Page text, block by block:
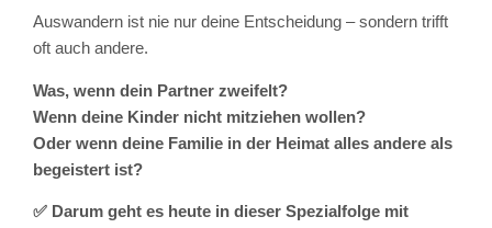
Auswandern ist nie nur deine Entscheidung – sondern trifft
oft auch andere.
Was, wenn dein Partner zweifelt?
Wenn deine Kinder nicht mitziehen wollen?
Oder wenn deine Familie in der Heimat alles andere als
begeistert ist?
✅ Darum geht es heute in dieser Spezialfolge mit